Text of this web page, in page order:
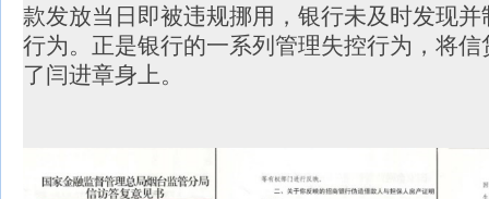
款发放当日即被违规挪用，银行未及时发现
行为。正是银行的一系列管理失控行为，将
了闫进章身上。